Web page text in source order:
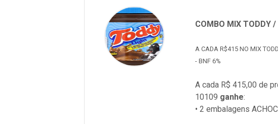
COMBO MIX TODDY
A CADA R$415 NO MIX
- BNF 6%
A cada R$ 415,00 de
10109 ganhe:
• 2 embalagens